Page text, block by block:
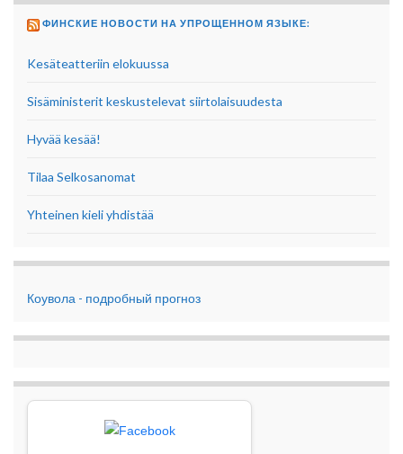
ФИНСКИЕ НОВОСТИ НА УПРОЩЕННОМ ЯЗЫКЕ:
Kesäteatteriin elokuussa
Sisäministerit keskustelevat siirtolaisuudesta
Hyvää kesää!
Tilaa Selkosanomat
Yhteinen kieli yhdistää
Коувола - подробный прогноз